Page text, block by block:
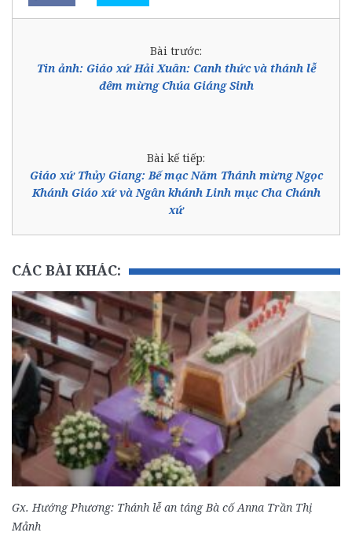
Bài trước:
Tin ảnh: Giáo xứ Hải Xuân: Canh thức và thánh lễ
đêm mừng Chúa Giáng Sinh
Bài kế tiếp:
Giáo xứ Thủy Giang: Bế mạc Năm Thánh mừng Ngọc
Khánh Giáo xứ và Ngân khánh Linh mục Cha Chánh
xứ
CÁC BÀI KHÁC:
Gx. Hướng Phương: Thánh lễ an táng Bà cố Anna Trần Thị
Mảnh